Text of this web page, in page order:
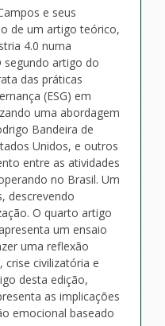
e seus
de um artigo teórico,
4.0 numa
segundo artigo do
das práticas
(ESG) em
uma abordagem
Bandeira de
Unidos, e outros
entre as atividades
no Brasil. Um
descrevendo
O quarto artigo
um ensaio
uma reflexão
crise civilizatória e
desta edição,
as implicações
emocional baseado